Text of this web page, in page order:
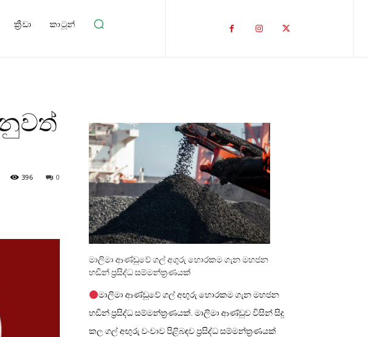
ක්‍රීඩා කාටූන්
0
396
මාලිමා ආණ්ඩුවේ ගල් අගුරු හොරකම ගැන මහජන
හඩින් ප්‍රසිද්ධ සම්මන්ත්‍රණයක්
මාලිමා ආණ්ඩුවේ ගල් අඟුරු හොරකම ගැන මහජන
හඩින් ප්‍රසිද්ධ සම්මන්ත්‍රණයක්. මාලිමා ආණ්ඩුව විසින් සිදු
කල ගල් අඟුරු වංචාව පිළිබඳව ප්‍රසිද්ධ සම්මන්ත්‍රණයක්